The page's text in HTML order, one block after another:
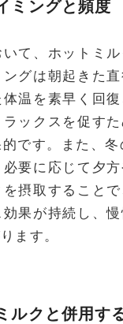
ミングと頻度
て、ホットミ
グは朝起きた
温を素早く回
ックスを促す
です。また、冬
要に応じて夕
摂取すること
効果が持続し、
ます。
ルクと併用す